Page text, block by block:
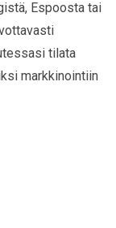
Espoosta tai
tilata
markkinointiin